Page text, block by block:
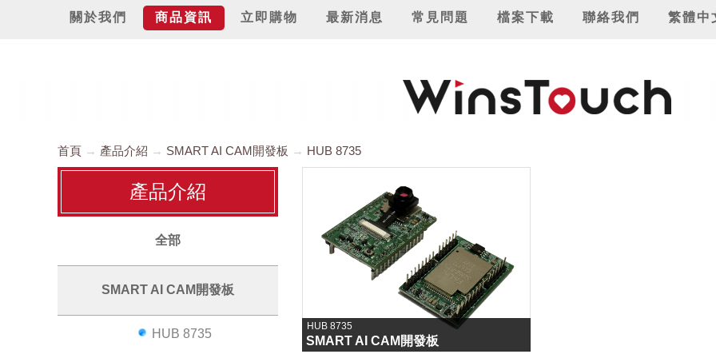
關於我們 商品資訊 立即購物 最新消息 常見問題 檔案下載 聯絡我們 繁體中
首頁 產品介紹 SMART AI CAM開發板 HUB 8735
產品介紹
全部
SMART AI CAM開發板
HUB 8735
SMART AI CAM開發板
HUB 8735